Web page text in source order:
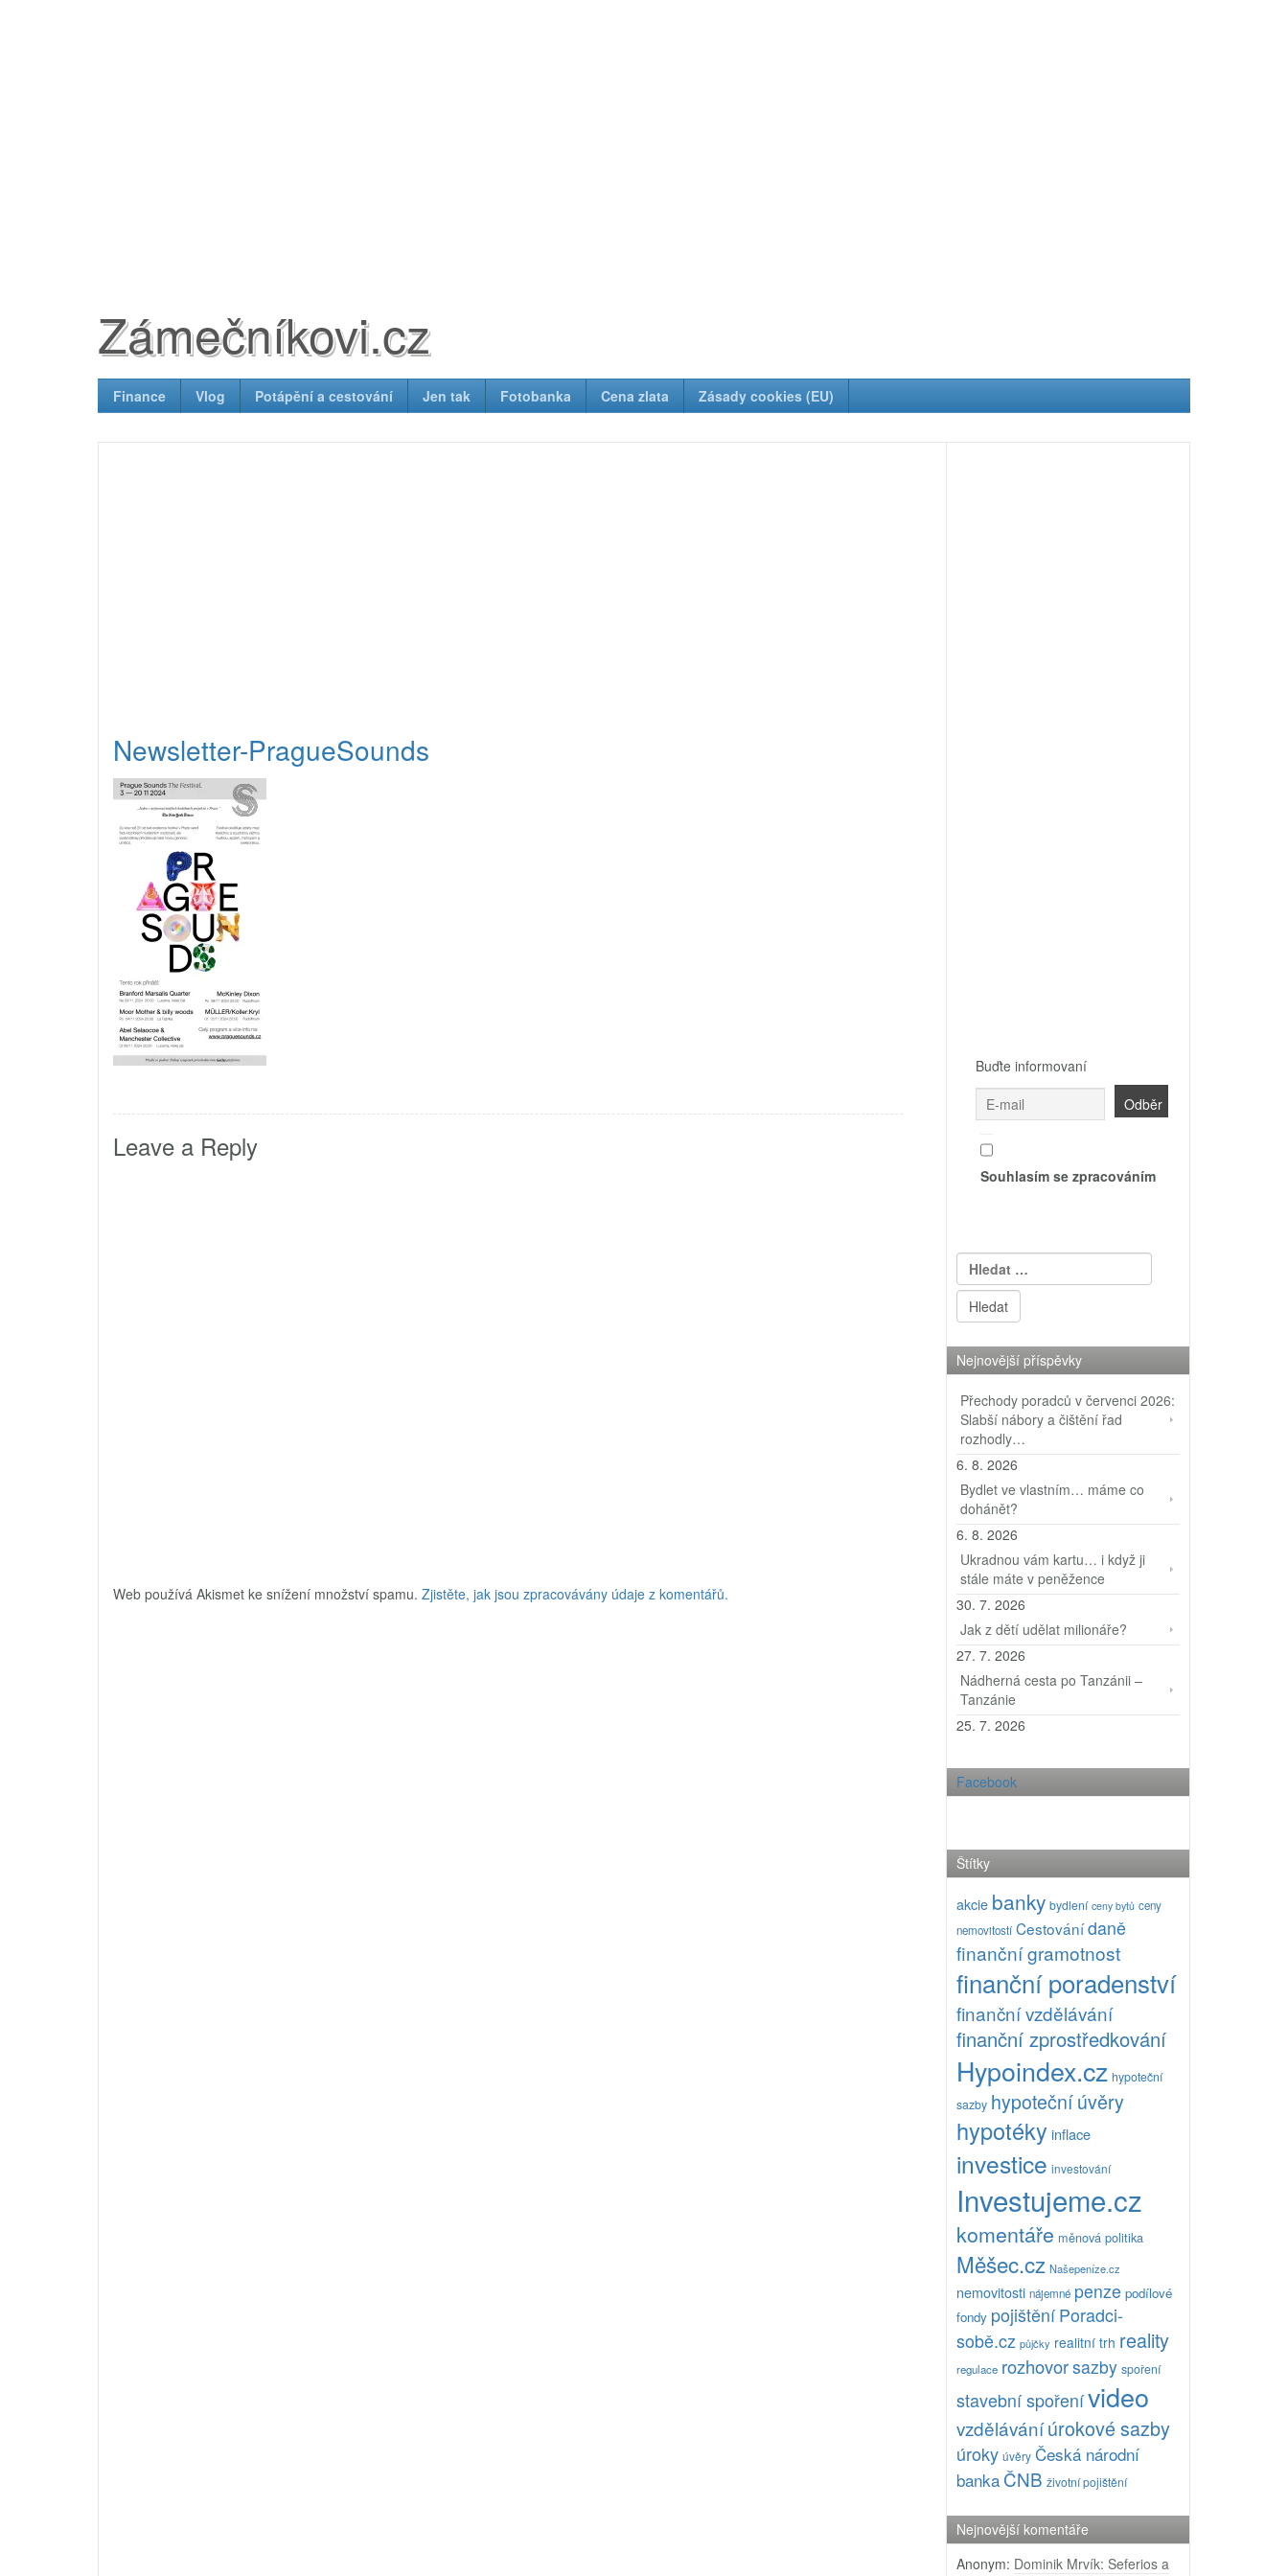
Zámečníkovi.cz
Finance Vlog Potápění a cestování Jen tak Fotobanka Cena zlata Zásady cookies (EU)
Newsletter-PragueSounds
Leave a Reply
Web používá Akismet ke snížení množství spamu. Zjistěte, jak jsou zpracovávány údaje z komentářů.
Buďte informovaní
Souhlasím se zpracováním
Vyhledávání
Nejnovější příspěvky
Přechody poradců v červenci 2026:
Slabší nábory a čištění řad
rozhodly…
6. 8. 2026
Bydlet ve vlastním… máme co
dohánět?
6. 8. 2026
Ukradnou vám kartu… i když ji
stále máte v peněžence
30. 7. 2026
Jak z dětí udělat milionáře?
27. 7. 2026
Nádherná cesta po Tanzánii –
Tanzánie
25. 7. 2026
Facebook
Štítky
akcie banky bydlení ceny bytů ceny
nemovitostí Cestování daně
finanční gramotnost
finanční poradenství
finanční vzdělávání
finanční zprostředkování
Hypoindex.cz hypoteční
sazby hypoteční úvěry
hypotéky inflace
investice investování
Investujeme.cz
komentáře měnová politika
Měšec.cz Našepeníze.cz
nemovitosti nájemné penze podílové
fondy pojištění Poradci-
sobě.cz půjčky realitní trh reality
regulace rozhovorsazby spoření
stavební spořenívideo
vzdělávání úrokové sazby
úroky úvěry Česká národní
banka ČNB životní pojištění
Nejnovější komentáře
Anonym: Dominik Mrvík: Seferios a